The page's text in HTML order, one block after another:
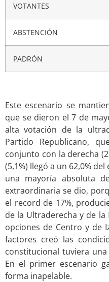
VOTANTES
ABSTENCIÓN
PADRÓN
Este escenario se
que se dieron el 7 de
alta votación de la
Partido Republicano,
conjunto con la derecha
(5,1%) llegó a un 62,0%
una mayoría absoluta
extraordinaria se dio,
el record de 17%,
de la Ultraderecha y de
opciones de Centro y de
factores creó las
constitucional tuviera
En el primer escenario
forma inapelable.